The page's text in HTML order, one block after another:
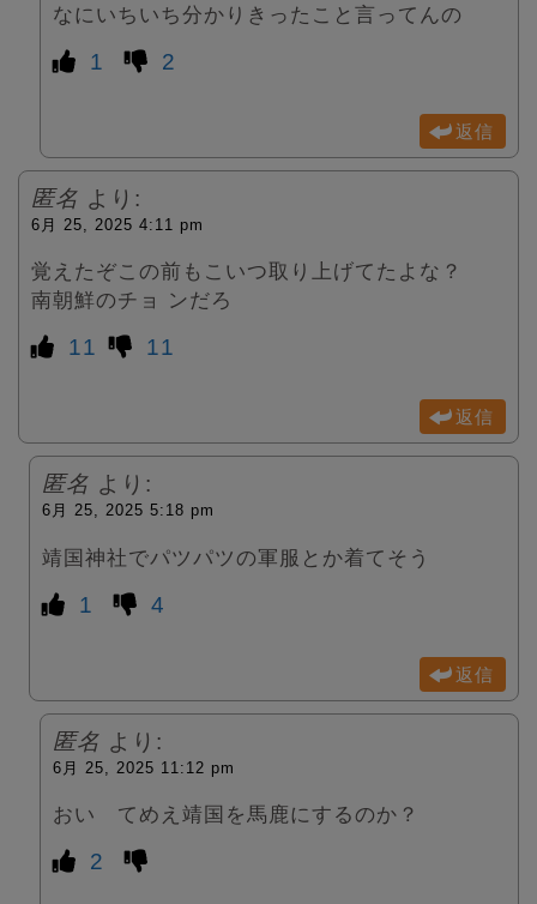
なにいちいち分かりきったこと言ってんの
1 2
返信
匿名 より:
6月 25, 2025 4:11 pm
覚えたぞこの前もこいつ取り上げてたよな？
南朝鮮のチョ ンだろ
11 11
返信
匿名 より:
6月 25, 2025 5:18 pm
靖国神社でパツパツの軍服とか着てそう
1 4
返信
匿名 より:
6月 25, 2025 11:12 pm
おい てめえ靖国を馬鹿にするのか？
2